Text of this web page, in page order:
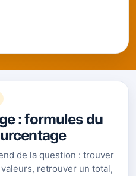
: formules du
de la question : trouver
retrouver un total,